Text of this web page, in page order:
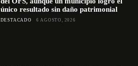
único resultado sin daño patrimonial
DESTACADO 6 AGOSTO, 2026